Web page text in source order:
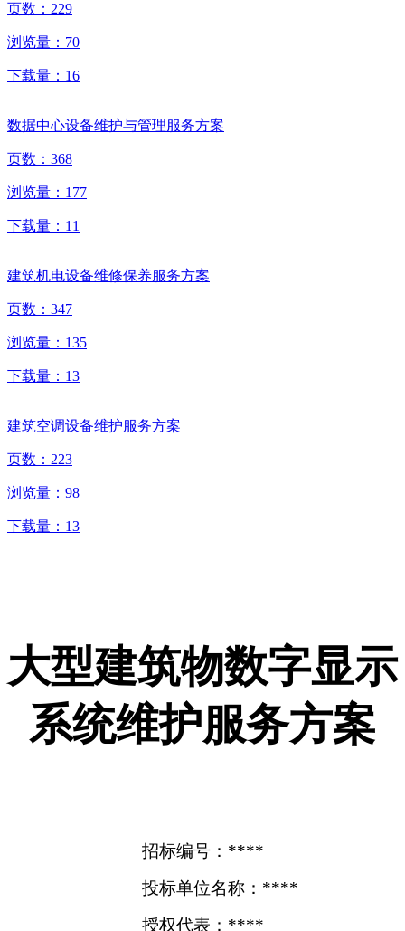
页数： 229
浏览量： 70
下载量： 16
数据中心设备维护与管理服务方案
页数： 368
浏览量： 177
下载量： 11
建筑机电设备维修保养服务方案
页数： 347
浏览量： 135
下载量： 13
建筑空调设备维护服务方案
页数： 223
浏览量： 98
下载量： 13
大型建筑物数字显示
系统维护服务方案
招标编号：****
投标单位名称：****
授权代表：****